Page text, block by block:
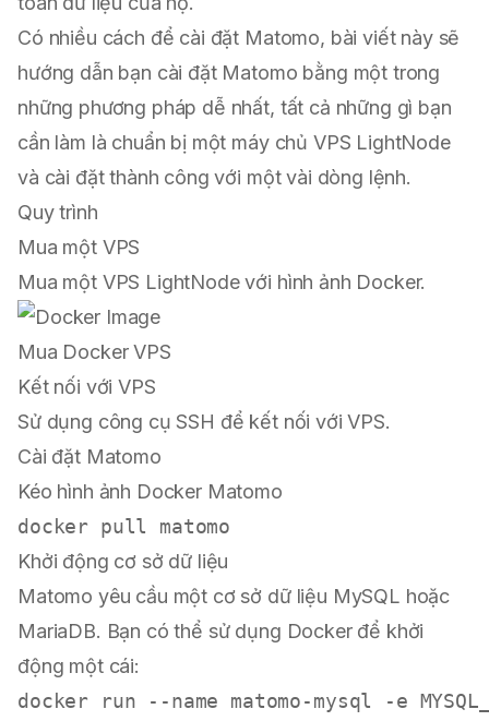
Có nhiều cách để cài đặt Matomo, bài viết này sẽ
hướng dẫn bạn cài đặt Matomo bằng một trong
những phương pháp dễ nhất, tất cả những gì bạn
cần làm là chuẩn bị một máy chủ VPS LightNode
và cài đặt thành công với một vài dòng lệnh.
Quy trình
Mua một VPS
Mua một VPS LightNode với hình ảnh Docker.
Mua Docker VPS
Kết nối với VPS
Sử dụng công cụ SSH để kết nối với VPS.
Cài đặt Matomo
Kéo hình ảnh Docker Matomo
Khởi động cơ sở dữ liệu
Matomo yêu cầu một cơ sở dữ liệu MySQL hoặc
MariaDB. Bạn có thể sử dụng Docker để khởi
động một cái: